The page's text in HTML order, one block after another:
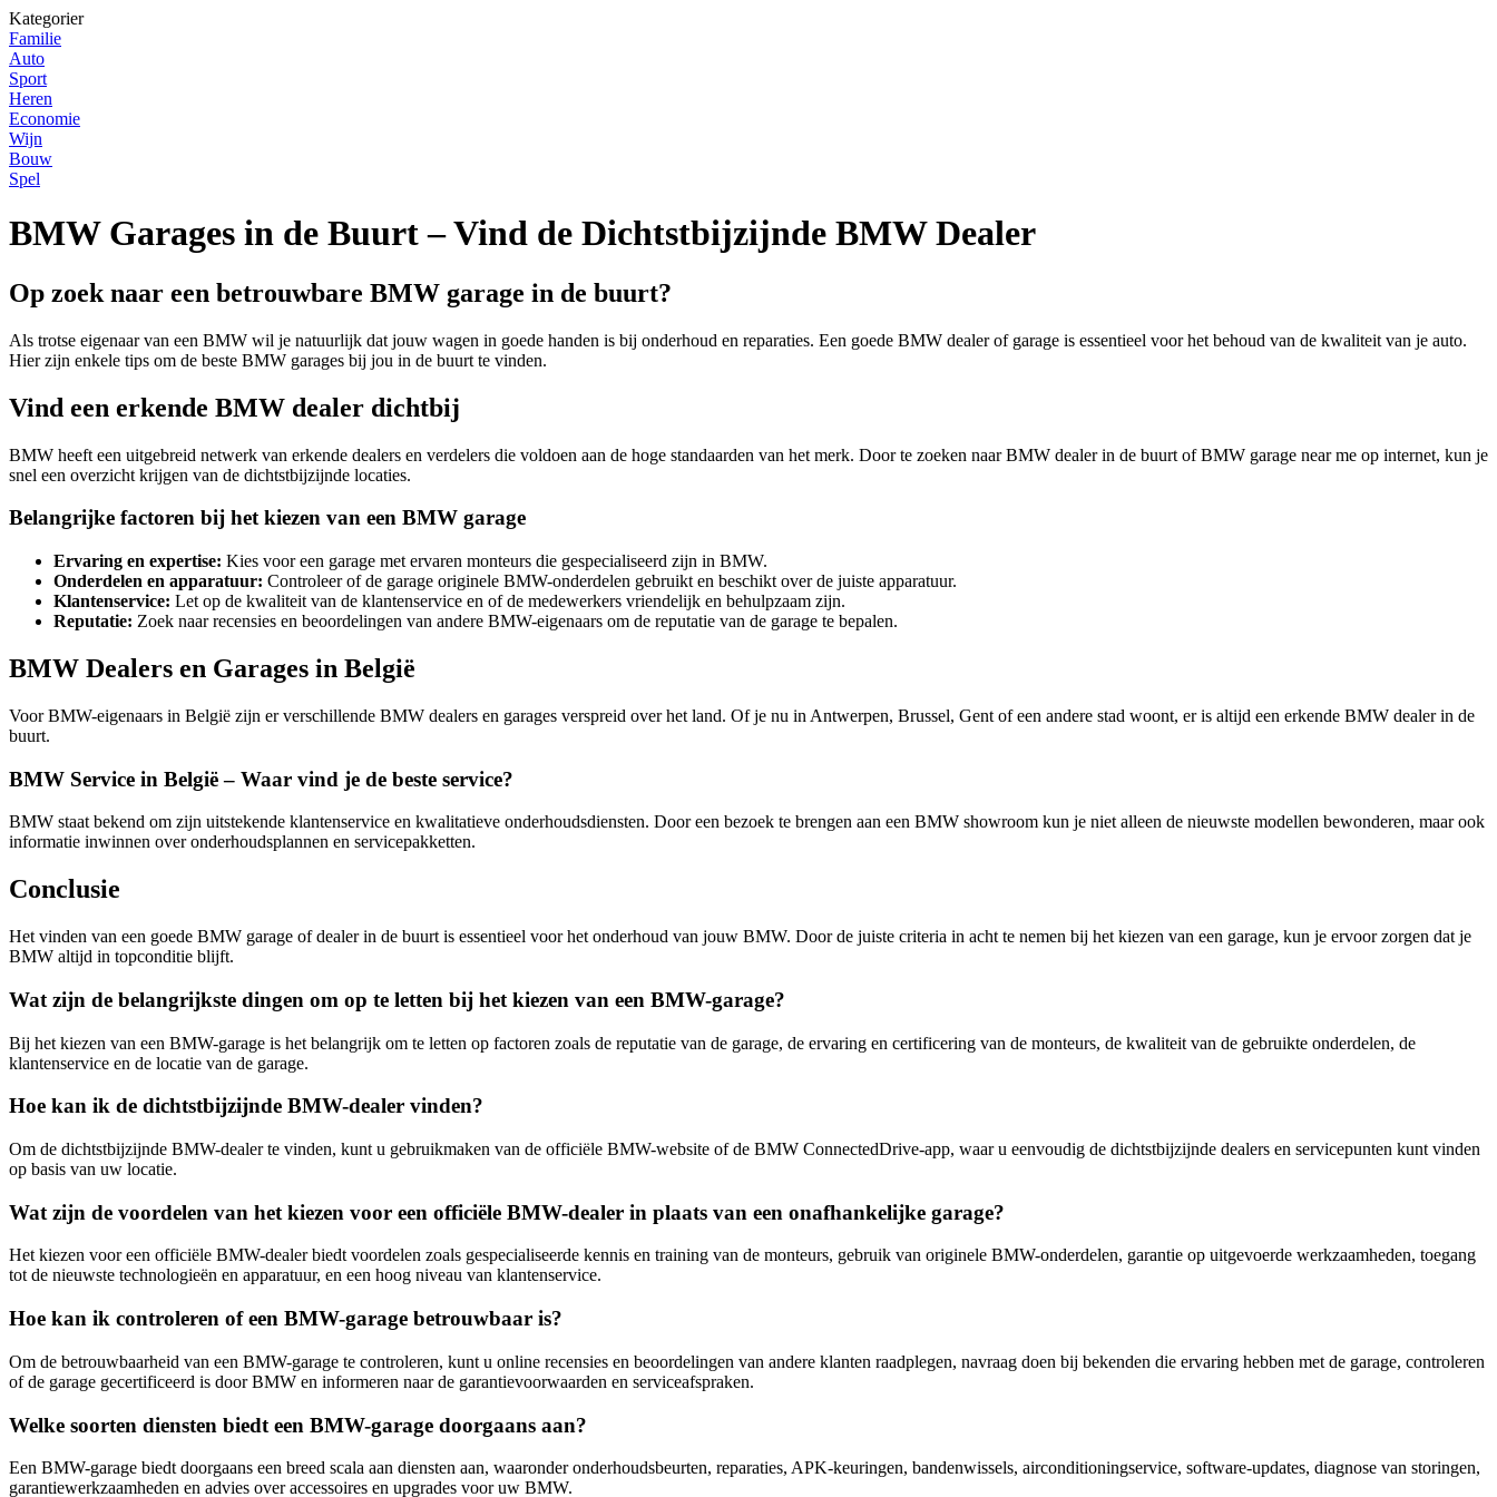
Kategorier
Familie
Auto
Sport
Heren
Economie
Wijn
Bouw
Spel
BMW Garages in de Buurt – Vind de Dichtstbijzijnde BMW Dealer
Op zoek naar een betrouwbare BMW garage in de buurt?
Als trotse eigenaar van een BMW wil je natuurlijk dat jouw wagen in goede handen is bij onderhoud en reparaties. Een goede BMW dealer of garage is essentieel voor het behoud van de kwaliteit van je auto.
Hier zijn enkele tips om de beste BMW garages bij jou in de buurt te vinden.
Vind een erkende BMW dealer dichtbij
BMW heeft een uitgebreid netwerk van erkende dealers en verdelers die voldoen aan de hoge standaarden van het merk. Door te zoeken naar BMW dealer in de buurt of BMW garage near me op internet, kun je
snel een overzicht krijgen van de dichtstbijzijnde locaties.
Belangrijke factoren bij het kiezen van een BMW garage
Ervaring en expertise: Kies voor een garage met ervaren monteurs die gespecialiseerd zijn in BMW.
Onderdelen en apparatuur: Controleer of de garage originele BMW-onderdelen gebruikt en beschikt over de juiste apparatuur.
Klantenservice: Let op de kwaliteit van de klantenservice en of de medewerkers vriendelijk en behulpzaam zijn.
Reputatie: Zoek naar recensies en beoordelingen van andere BMW-eigenaars om de reputatie van de garage te bepalen.
BMW Dealers en Garages in België
Voor BMW-eigenaars in België zijn er verschillende BMW dealers en garages verspreid over het land. Of je nu in Antwerpen, Brussel, Gent of een andere stad woont, er is altijd een erkende BMW dealer in de
buurt.
BMW Service in België – Waar vind je de beste service?
BMW staat bekend om zijn uitstekende klantenservice en kwalitatieve onderhoudsdiensten. Door een bezoek te brengen aan een BMW showroom kun je niet alleen de nieuwste modellen bewonderen, maar ook
informatie inwinnen over onderhoudsplannen en servicepakketten.
Conclusie
Het vinden van een goede BMW garage of dealer in de buurt is essentieel voor het onderhoud van jouw BMW. Door de juiste criteria in acht te nemen bij het kiezen van een garage, kun je ervoor zorgen dat je
BMW altijd in topconditie blijft.
Wat zijn de belangrijkste dingen om op te letten bij het kiezen van een BMW-garage?
Bij het kiezen van een BMW-garage is het belangrijk om te letten op factoren zoals de reputatie van de garage, de ervaring en certificering van de monteurs, de kwaliteit van de gebruikte onderdelen, de
klantenservice en de locatie van de garage.
Hoe kan ik de dichtstbijzijnde BMW-dealer vinden?
Om de dichtstbijzijnde BMW-dealer te vinden, kunt u gebruikmaken van de officiële BMW-website of de BMW ConnectedDrive-app, waar u eenvoudig de dichtstbijzijnde dealers en servicepunten kunt vinden
op basis van uw locatie.
Wat zijn de voordelen van het kiezen voor een officiële BMW-dealer in plaats van een onafhankelijke garage?
Het kiezen voor een officiële BMW-dealer biedt voordelen zoals gespecialiseerde kennis en training van de monteurs, gebruik van originele BMW-onderdelen, garantie op uitgevoerde werkzaamheden, toegang
tot de nieuwste technologieën en apparatuur, en een hoog niveau van klantenservice.
Hoe kan ik controleren of een BMW-garage betrouwbaar is?
Om de betrouwbaarheid van een BMW-garage te controleren, kunt u online recensies en beoordelingen van andere klanten raadplegen, navraag doen bij bekenden die ervaring hebben met de garage, controleren
of de garage gecertificeerd is door BMW en informeren naar de garantievoorwaarden en serviceafspraken.
Welke soorten diensten biedt een BMW-garage doorgaans aan?
Een BMW-garage biedt doorgaans een breed scala aan diensten aan, waaronder onderhoudsbeurten, reparaties, APK-keuringen, bandenwissels, airconditioningservice, software-updates, diagnose van storingen,
garantiewerkzaamheden en advies over accessoires en upgrades voor uw BMW.